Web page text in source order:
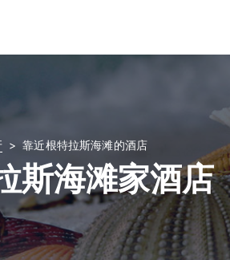
靠近根特拉斯海滩的酒店
斯海滩家酒店